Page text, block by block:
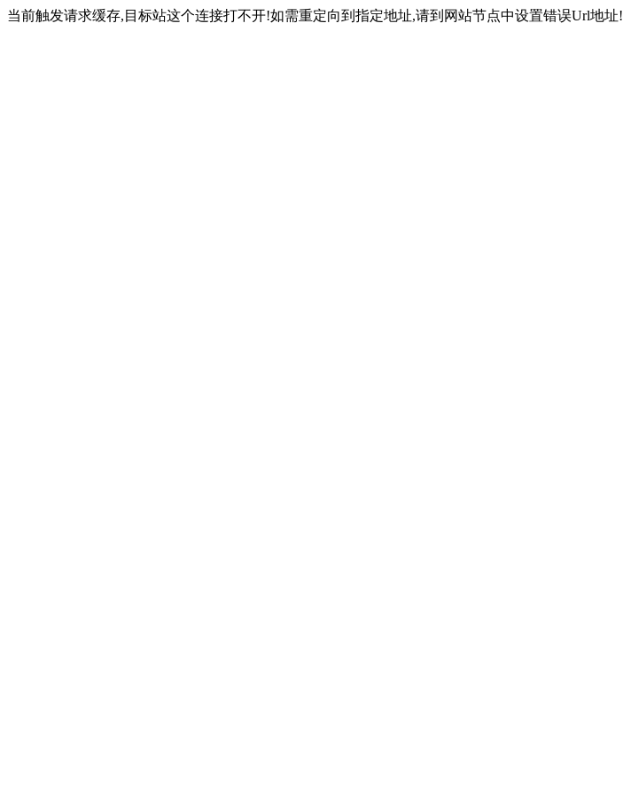
当前触发请求缓存,目标站这个连接打不开!如需重定向到指定地址,请到网站节点中设置错误Url地址!